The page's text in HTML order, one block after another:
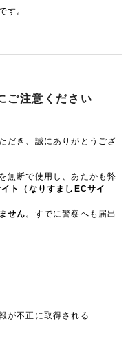
す。
ご注意ください
だき、誠にありがとうござ
無断で使用し、あたかも弊
ト（なりすましECサイ
せん 。すでに警察へも届出
が不正に取得される